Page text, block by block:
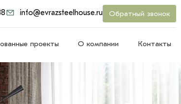
info@evrazsteelhouse.ru Обратный звонок
проекты О компании Контакты